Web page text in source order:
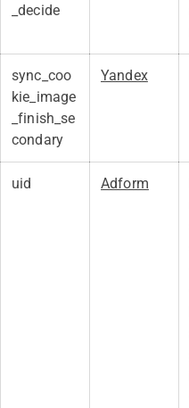
_decide
sync_coo
kie_image
_finish_se
condary
Yandex
uid Adform